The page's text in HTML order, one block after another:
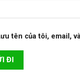
tên của tôi, email,